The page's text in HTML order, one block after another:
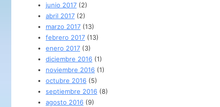
junio 2017 (2)
abril 2017 (2)
marzo 2017 (13)
febrero 2017 (13)
enero 2017 (3)
diciembre 2016 (1)
noviembre 2016 (1)
octubre 2016 (5)
septiembre 2016 (8)
agosto 2016 (9)